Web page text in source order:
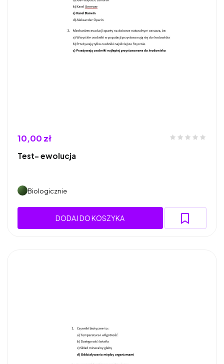
10,00 zł
Test- ewolucja
Biologicznie
DODAJ DO KOSZYKA